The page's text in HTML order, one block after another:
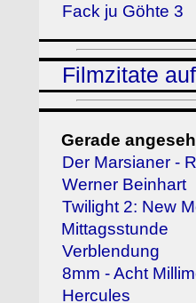
Fack ju Göhte 3
Filmzitate
Gerade
Der Marsianer -
Werner Beinhart
Twilight 2: New
Mittagsstunde
Verblendung
8mm - Acht
Hercules